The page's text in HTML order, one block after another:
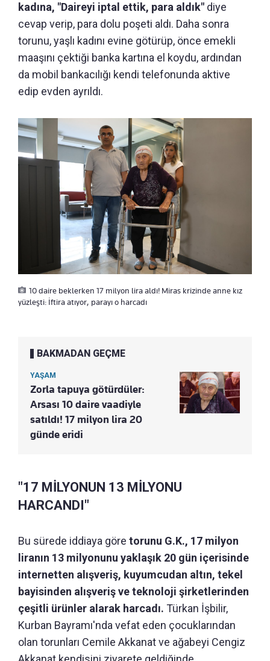
kadına, "Daireyi iptal ettik, para aldık" diye
cevap verip, para dolu poşeti aldı. Daha sonra
torunu, yaşlı kadını evine götürüp, önce emekli
maaşını çektiği banka kartına el koydu, ardından
da mobil bankacılığı kendi telefonunda aktive
edip evden ayrıldı.
10 daire beklerken 17 milyon lira aldı! Miras krizinde anne kız
yüzleşti: İftira atıyor, parayı o harcadı
BAKMADAN GEÇME
YAŞAM
Zorla tapuya götürdüler:
Arsası 10 daire vaadiyle
satıldı! 17 milyon lira 20
günde eridi
"17 MİLYONUN 13 MİLYONU
HARCANDI"
Bu sürede iddiaya göre torunu G.K., 17 milyon
liranın 13 milyonunu yaklaşık 20 gün içerisinde
internetten alışveriş, kuyumcudan altın, tekel
bayisinden alışveriş ve teknoloji şirketlerinden
çeşitli ürünler alarak harcadı. Türkan İşbilir,
Kurban Bayramı'nda vefat eden çocuklarından
olan torunları Cemile Akkanat ve ağabeyi Cengiz